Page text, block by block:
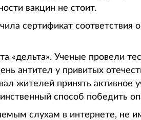
вакцин не стоит.
сертификат соответствия
«дельта». Ученые провели
антител у привитых
жителей принять активное
способ победить
слухам в интернете, не